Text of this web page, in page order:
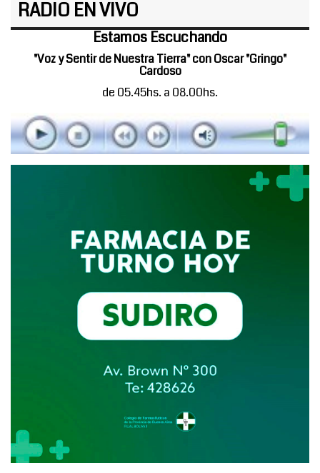
RADIO EN VIVO
Estamos Escuchando
"Voz y Sentir de Nuestra Tierra" con Oscar "Gringo"
Cardoso
de 05.45hs. a 08.00hs.